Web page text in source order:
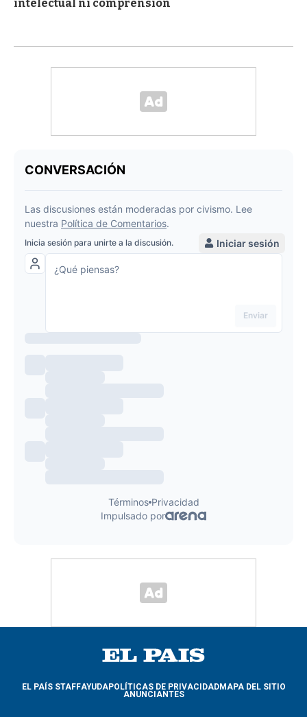
intelectual ni comprensión
EL PAÍS STAFFAYUDAPOLÍTICAS DE PRIVACIDADMAPA DEL SITIO
ANUNCIANTES